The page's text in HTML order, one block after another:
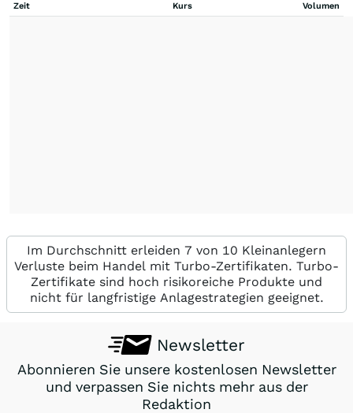
Zeit Kurs Volumen
Im Durchschnitt erleiden 7 von 10 Kleinanlegern
Verluste beim Handel mit Turbo-Zertifikaten. Turbo-
Zertifikate sind hoch risikoreiche Produkte und
nicht für langfristige Anlagestrategien geeignet.
Newsletter
Abonnieren Sie unsere kostenlosen Newsletter
und verpassen Sie nichts mehr aus der
Redaktion